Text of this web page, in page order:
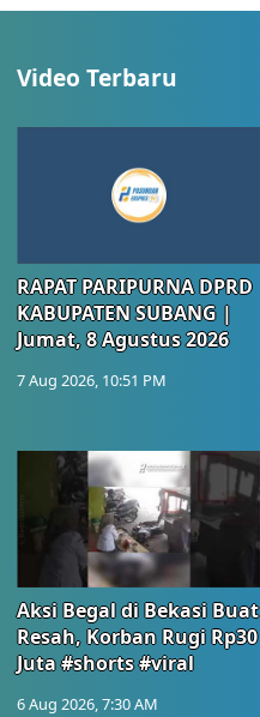
Video Terbaru
RAPAT PARIPURNA DPRD
KABUPATEN SUBANG |
Jumat, 8 Agustus 2026
7 Aug 2026, 10:51 PM
Aksi Begal di Bekasi Buat
Resah, Korban Rugi Rp30
Juta #shorts #viral
6 Aug 2026, 7:30 AM